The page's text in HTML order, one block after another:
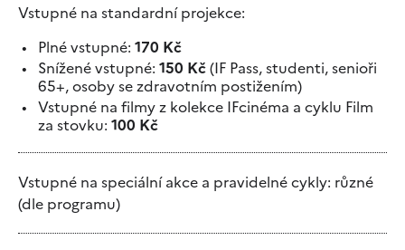
Vstupné na standardní projekce:
Plné vstupné: 170 Kč
Snížené vstupné: 150 Kč(IF Pass, studenti, senioři
65+, osoby se zdravotním postižením)
Vstupné na filmy z kolekce IFcinéma a cyklu Film
za stovku: 100 Kč
Vstupné na speciální akce a pravidelné cykly: různé
(dle programu)